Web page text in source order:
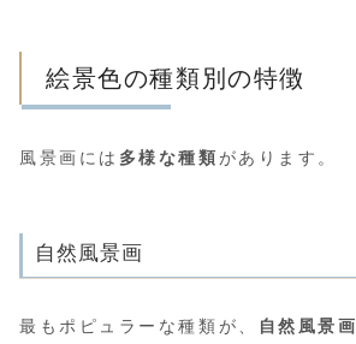
絵景色の種類別の特徴
風景画には 多様な種類 があります。
自然風景画
最もポピュラーな種類が、 自然風景画